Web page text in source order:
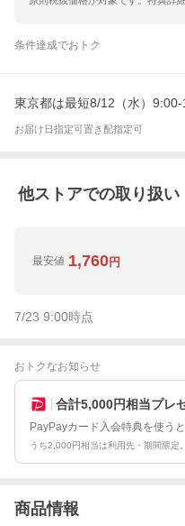
条件達成でおトク
東京都は最短8/12（水）
お届け日指定可置き配指定可
他ストアでの取り扱い
最安値 1,760円
7/23 9:00時点
おトクなお知らせ
合計5,000円相当プレ
PayPayカード入会特典を使うと
うち2,000円相当は利用先・期間限定
商品情報